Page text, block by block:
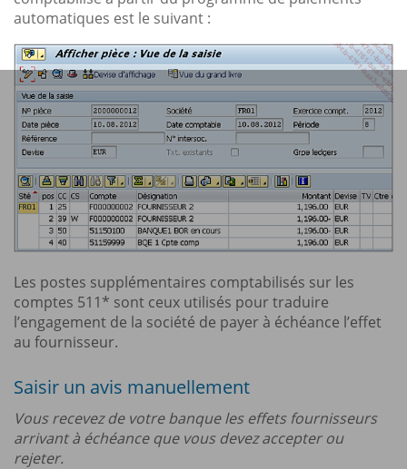
automatiques est le suivant :
Les postes supplémentaires comptabilisés sur les
comptes 511* sont ceux utilisés pour traduire
l’engagement de la société de payer à échéance l’effet
au fournisseur.
Saisir un avis manuellement
Vous recevez de votre banque les effets fournisseurs
arrivant à échéance que vous devez accepter ou
rejeter.